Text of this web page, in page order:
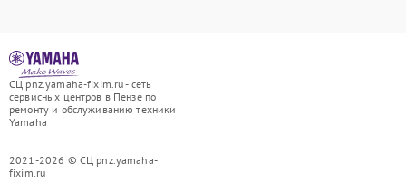
СЦ pnz.yamaha-fixim.ru - сеть
сервисных центров в Пензе по
ремонту и обслуживанию техники
Yamaha
2021-2026 © СЦ pnz.yamaha-
fixim.ru